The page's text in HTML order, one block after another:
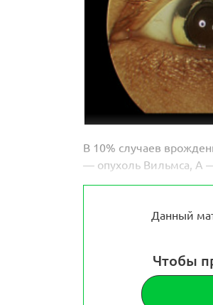
В 10% случаев
— опухоль Вильмса, A
Данный
Чтобы